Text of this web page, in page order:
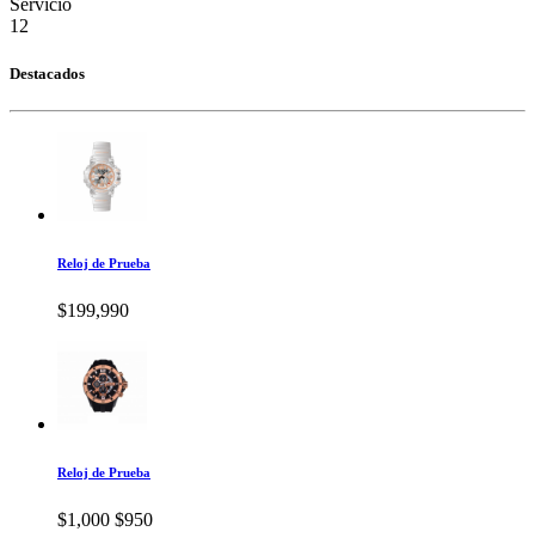
Servicio
12
Destacados
Reloj de Prueba
$199,990
Reloj de Prueba
$1,000 $950